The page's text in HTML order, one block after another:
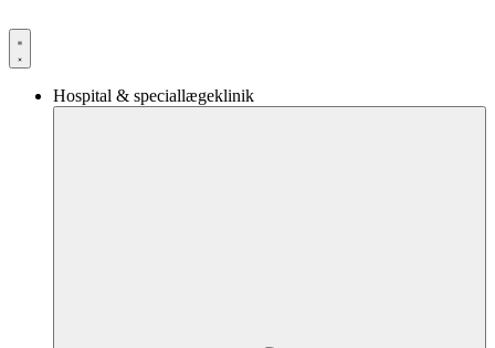
til
indhold
Hospital & speciallægeklinik